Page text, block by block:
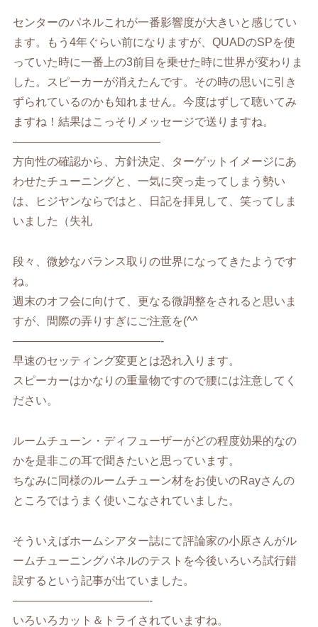
センターのパネルこれが一番影響度が大きいと感じてい
ます。もう4年ぐらい前になりますが、QUADのSPを使
っていた時に一番上の3前目を乗せた時に世界が変わりま
した。スピーカーが消えたんです。その時の思いに引き
ずられているのかも知れません。今度はずして聴いてみ
ますね！結果はこっそりメッセージで送りますね。
—————————————
方向性の確認から、方針決定、ターゲットイメージにあ
わせたチューニングと、一気に突っ走ってしまう勢い
は、ヒジヤンならではと、日記を拝見して、笑ってしま
いました（失礼
段々、微妙なバランス取りの世界になってきたようです
ね。
週末のオフ会に向けて、更なる微調整をされると思いま
すが、間際の弄りすぎにご注意を(^^
—————————————-
早速のセッティング変更とは恐れ入ります。
スピーカーはかなりの重量物ですので腰には注意してく
ださい。
ルームチューン・ディフューザーがどの程度効果的なの
かを是非この耳で聞きたいと思っています。
ちなみに同様のルームチューン材をお使いのRayさんの
ところではうまく使いこなされていました。
そういえばホームシアター誌にて評論家の小原さんがル
ームチューニングパネルのテストを今後いろいろ試行錯
誤するという記事が出ていました。
————————————-
いろいろカット＆トライされていますね。